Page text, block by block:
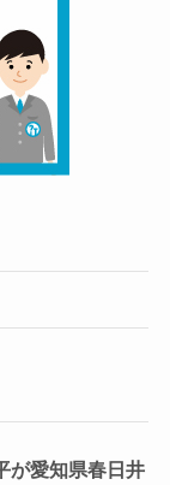
が愛知県春日井